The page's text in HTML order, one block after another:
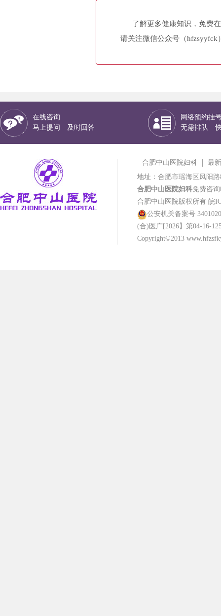
了解更多健康知识，免费
请关注微信公众号（hfzsyyfck
在线咨询
马上提问 及时回答
网络预约挂
无需排队
合肥中山医院妇科
最
地址：合肥市瑶海区凤阳路
合肥中山医院妇科免费咨询
合肥中山医院版权所有 皖
公安机关备案号
(合)医广[2026】第04-16-
Copyright©2013